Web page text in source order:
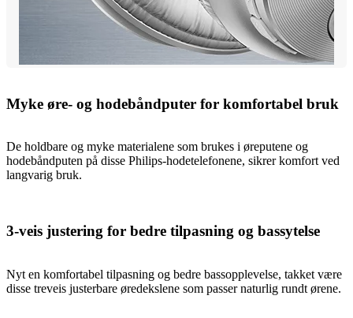
Myke øre- og hodebåndputer for komfortabel bruk
De holdbare og myke materialene som brukes i øreputene og
hodebåndputen på disse Philips-hodetelefonene, sikrer komfort ved
langvarig bruk.
3-veis justering for bedre tilpasning og bassytelse
Nyt en komfortabel tilpasning og bedre bassopplevelse, takket være
disse treveis justerbare øredekslene som passer naturlig rundt ørene.